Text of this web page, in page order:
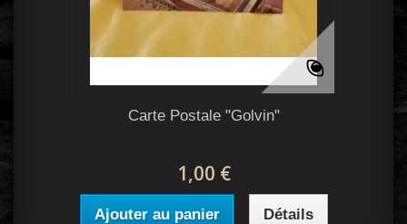
Carte Postale "Golvin"
1,00 €
Ajouter au panier Détails